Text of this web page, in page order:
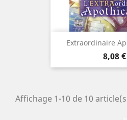
Extraordinaire
Prix
8,08 €
Affichage 1-10 de 10